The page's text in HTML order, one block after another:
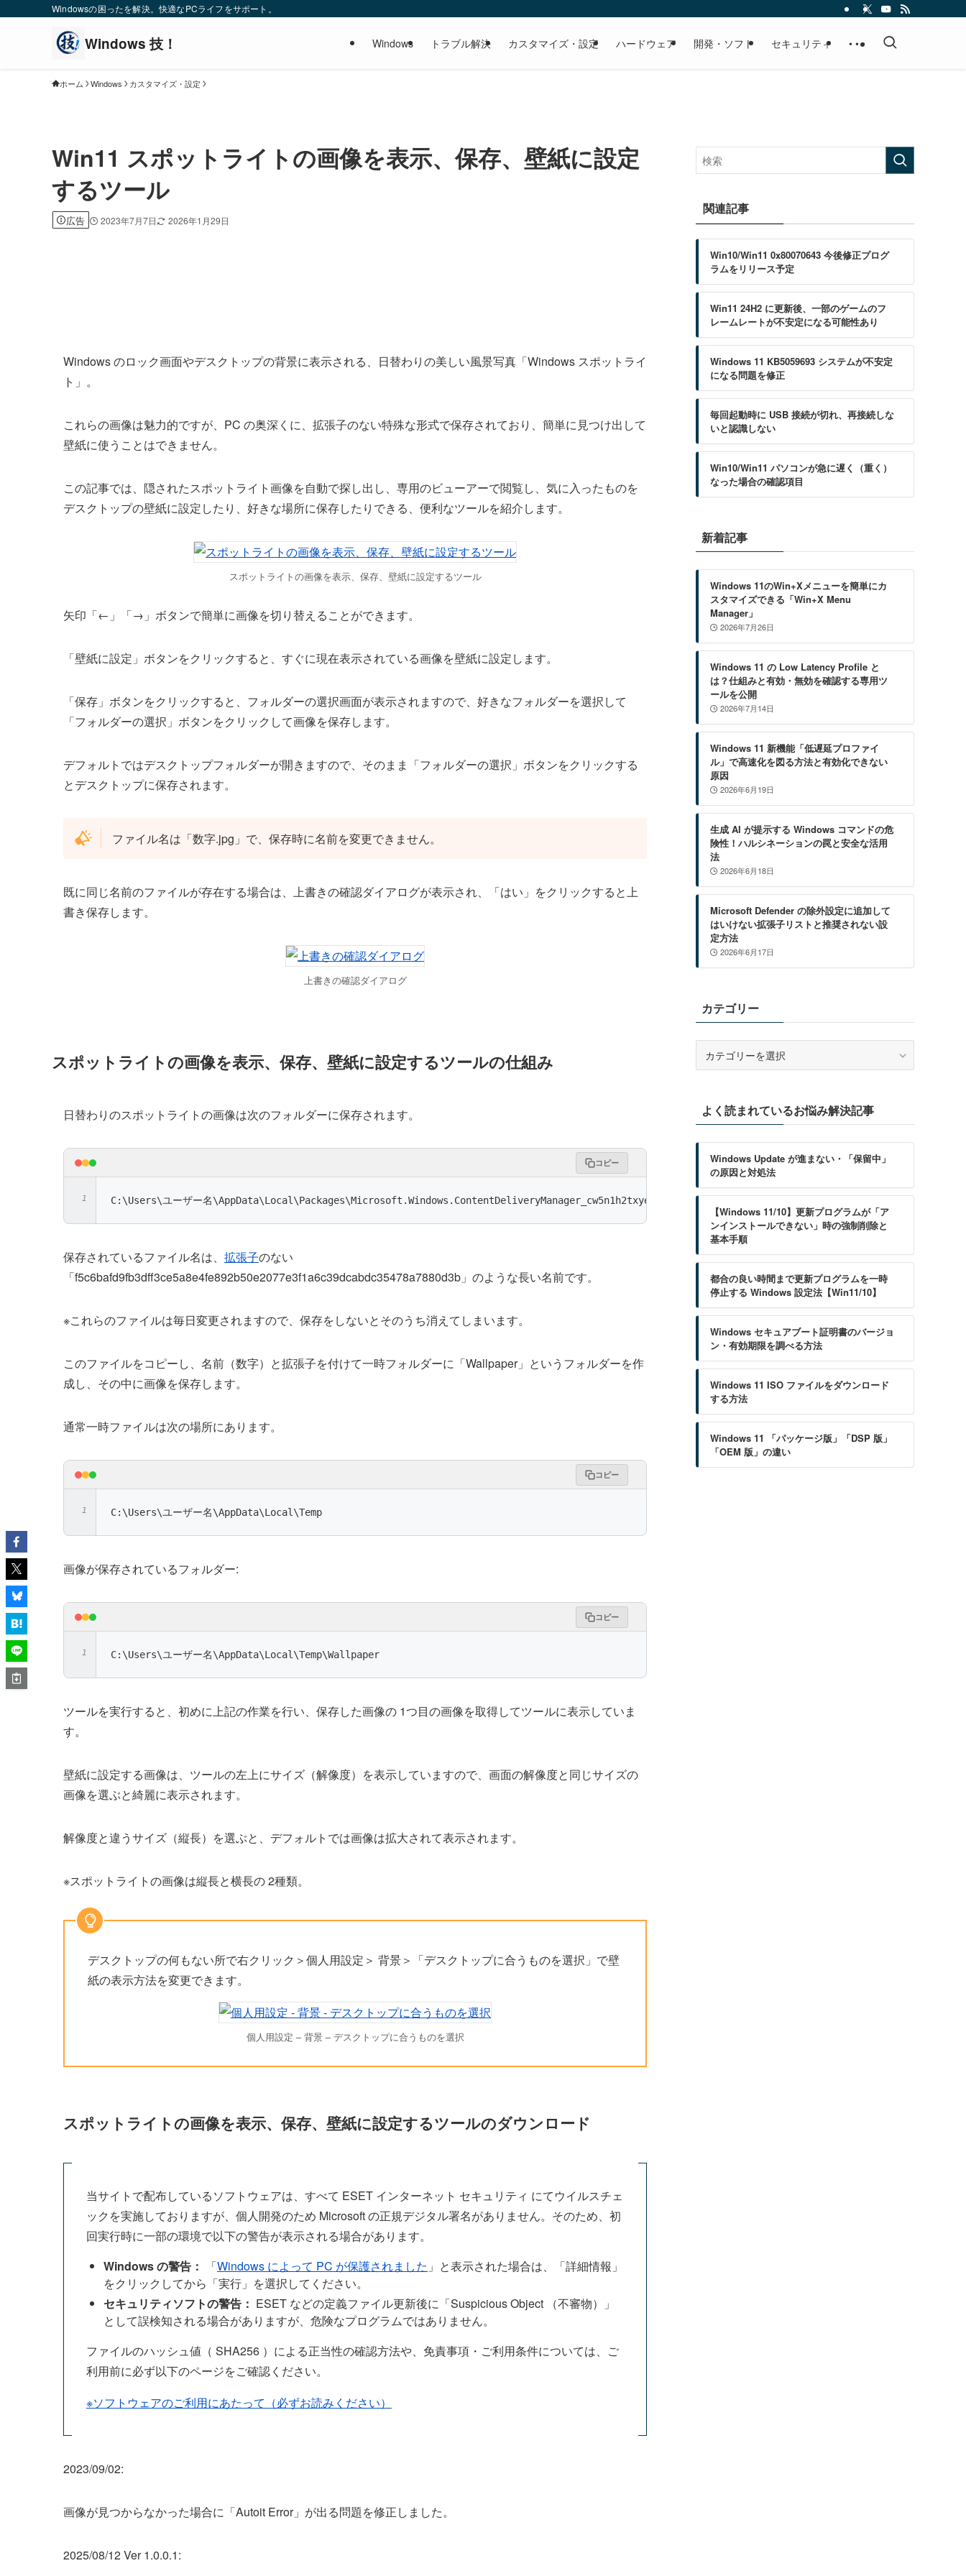
Windowsの困ったを解決。快適なPCライフをサポート。
Windows トラブル解決 カスタマイズ・設定 ハードウェア 開発・ソフト セキュリティ • • •
ホーム Windows カスタマイズ・設定
Win11 スポットライトの画像を表示、保存、壁紙に設定
するツール
広告 2023年7月7日 2026年1月29日
Windows のロック画面やデスクトップの背景に表示される、日替わりの美しい風景写真「Windows スポットライ
ト」。
これらの画像は魅力的ですが、PC の奥深くに、拡張子のない特殊な形式で保存されており、簡単に見つけ出して
壁紙に使うことはできません。
この記事では、隠されたスポットライト画像を自動で探し出し、専用のビューアーで閲覧し、気に入ったものを
デスクトップの壁紙に設定したり、好きな場所に保存したりできる、便利なツールを紹介します。
スポットライトの画像を表示、保存、壁紙に設定するツール
矢印「←」「→」ボタンで簡単に画像を切り替えることができます。
「壁紙に設定」ボタンをクリックすると、すぐに現在表示されている画像を壁紙に設定します。
「保存」ボタンをクリックすると、フォルダーの選択画面が表示されますので、好きなフォルダーを選択して
「フォルダーの選択」ボタンをクリックして画像を保存します。
デフォルトではデスクトップフォルダーが開きますので、そのまま「フォルダーの選択」ボタンをクリックする
とデスクトップに保存されます。
ファイル名は「数字.jpg」で、保存時に名前を変更できません。
既に同じ名前のファイルが存在する場合は、上書きの確認ダイアログが表示され、「はい」をクリックすると上
書き保存します。
上書きの確認ダイアログ
スポットライトの画像を表示、保存、壁紙に設定するツールの仕組み
日替わりのスポットライトの画像は次のフォルダーに保存されます。
コピー
C:\Users\ユーザー名\AppData\Local\Packages\Microsoft.Windows.ContentDeliveryManager_cw5n1h2txyewy\LocalState\Assets
保存されているファイル名は、 拡張子のない
「f5c6bafd9fb3dff3ce5a8e4fe892b50e2077e3f1a6c39dcabdc35478a7880d3b」のような長い名前です。
※これらのファイルは毎日変更されますので、保存をしないとそのうち消えてしまいます。
このファイルをコピーし、名前（数字）と拡張子を付けて一時フォルダーに「Wallpaper」というフォルダーを作
成し、その中に画像を保存します。
通常一時ファイルは次の場所にあります。
コピー
C:\Users\ユーザー名\AppData\Local\Temp
画像が保存されているフォルダー:
コピー
C:\Users\ユーザー名\AppData\Local\Temp\Wallpaper
ツールを実行すると、初めに上記の作業を行い、保存した画像の 1つ目の画像を取得してツールに表示していま
す。
壁紙に設定する画像は、ツールの左上にサイズ（解像度）を表示していますので、画面の解像度と同じサイズの
画像を選ぶと綺麗に表示されます。
解像度と違うサイズ（縦長）を選ぶと、デフォルトでは画像は拡大されて表示されます。
※スポットライトの画像は縦長と横長の 2種類。
デスクトップの何もない所で右クリック＞個人用設定＞ 背景＞「デスクトップに合うものを選択」で壁
紙の表示方法を変更できます。
個人用設定 – 背景 – デスクトップに合うものを選択
スポットライトの画像を表示、保存、壁紙に設定するツールのダウンロード
当サイトで配布しているソフトウェアは、すべて ESET インターネット セキュリティ にてウイルスチェ
ックを実施しておりますが、個人開発のため Microsoft の正規デジタル署名がありません。そのため、初
回実行時に一部の環境で以下の警告が表示される場合があります。
Windows の警告：
「Windows によって PC が保護されました 」と表示された場合は、「詳細情報」
をクリックしてから「実行」を選択してください。
セキュリティソフトの警告： ESET などの定義ファイル更新後に「Suspicious Object （不審物）」
として誤検知される場合がありますが、危険なプログラムではありません。
ファイルのハッシュ値（ SHA256 ）による正当性の確認方法や、免責事項・ご利用条件については、ご
利用前に必ず以下のページをご確認ください。
※ソフトウェアのご利用にあたって（必ずお読みください）
2023/09/02:
画像が見つからなかった場合に「Autoit Error」が出る問題を修正しました。
2025/08/12 Ver 1.0.0.1:
関連記事
Win10/Win11 0x80070643 今後修正プログ
ラムをリリース予定
Win11 24H2 に更新後、一部のゲームのフ
レームレートが不安定になる可能性あり
Windows 11 KB5059693 システムが不安定
になる問題を修正
毎回起動時に USB 接続が切れ、再接続しな
いと認識しない
Win10/Win11 パソコンが急に遅く（重く）
なった場合の確認項目
新着記事
Windows 11のWin+Xメニューを簡単にカ
スタマイズできる「Win+X Menu
Manager」
2026年7月26日
Windows 11 の Low Latency Profile と
は？仕組みと有効・無効を確認する専用ツ
ールを公開
2026年7月14日
Windows 11 新機能「低遅延プロファイ
ル」で高速化を図る方法と有効化できない
原因
2026年6月19日
生成 AI が提示する Windows コマンドの危
険性！ハルシネーションの罠と安全な活用
法
2026年6月18日
Microsoft Defender の除外設定に追加して
はいけない拡張子リストと推奨されない設
定方法
2026年6月17日
カテゴリー
ーよく読まれているお悩み解決記事
Windows Update が進まない・「保留中」
の原因と対処法
【Windows 11/10】更新プログラムが「ア
ンインストールできない」時の強制削除と
基本手順
都合の良い時間まで更新プログラムを一時
停止する Windows 設定法【Win11/10】
Windows セキュアブート証明書のバージョ
ン・有効期限を調べる方法
Windows 11 ISO ファイルをダウンロード
する方法
Windows 11 「パッケージ版」「DSP 版」
「OEM 版」の違い